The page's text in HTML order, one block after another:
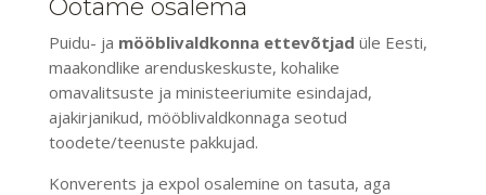
Ootame osalema
Puidu- ja mööblivaldkonna ettevõtjad üle Eesti,
maakondlike arenduskeskuste, kohalike
omavalitsuste ja ministeeriumite esindajad,
ajakirjanikud, mööblivaldkonnaga seotud
toodete/teenuste pakkujad.
Konverents ja expol osalemine on tasuta, aga